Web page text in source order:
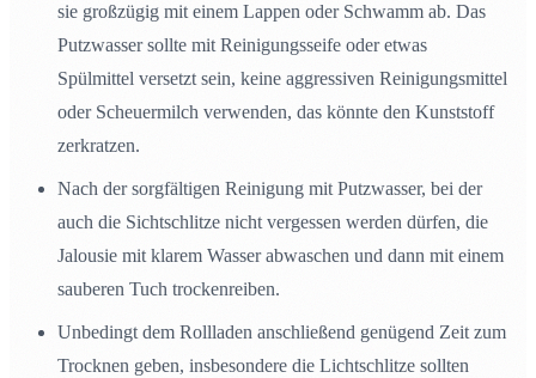
sie großzügig mit einem Lappen oder Schwamm ab. Das
Putzwasser sollte mit Reinigungsseife oder etwas
Spülmittel versetzt sein, keine aggressiven Reinigungsmittel
oder Scheuermilch verwenden, das könnte den Kunststoff
zerkratzen.
Nach der sorgfältigen Reinigung mit Putzwasser, bei der
auch die Sichtschlitze nicht vergessen werden dürfen, die
Jalousie mit klarem Wasser abwaschen und dann mit einem
sauberen Tuch trockenreiben.
Unbedingt dem Rollladen anschließend genügend Zeit zum
Trocknen geben, insbesondere die Lichtschlitze sollten